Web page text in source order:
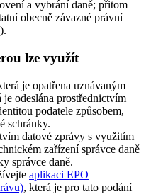
a vybrání daně; přitom
obecně závazné právní
).
lze využít
je opatřena uznávaným
odeslána prostřednictvím
podatele způsobem,
schránky.
datové zprávy s využitím
zařízení správce daně
správce daně.
aplikaci EPO
, která je pro tato podání